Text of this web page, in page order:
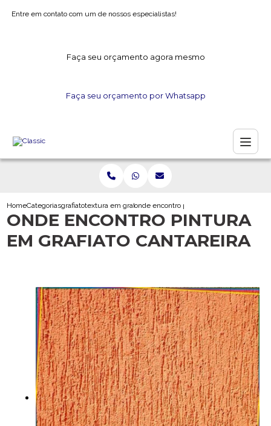
Entre em contato com um de nossos especialistas!
Faça seu orçamento agora mesmo
Faça seu orçamento por Whatsapp
HomeCategoriasgrafiatotextura em grafiatoonde encontro pintura em grafiato
ONDE ENCONTRO PINTURA
EM GRAFIATO CANTAREIRA